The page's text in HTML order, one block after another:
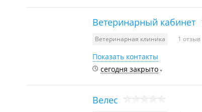
Ветеринарный кабинет
Ветеринарная клиника 1 отзыв
Показать контакты
сегодня закрыто
Велес